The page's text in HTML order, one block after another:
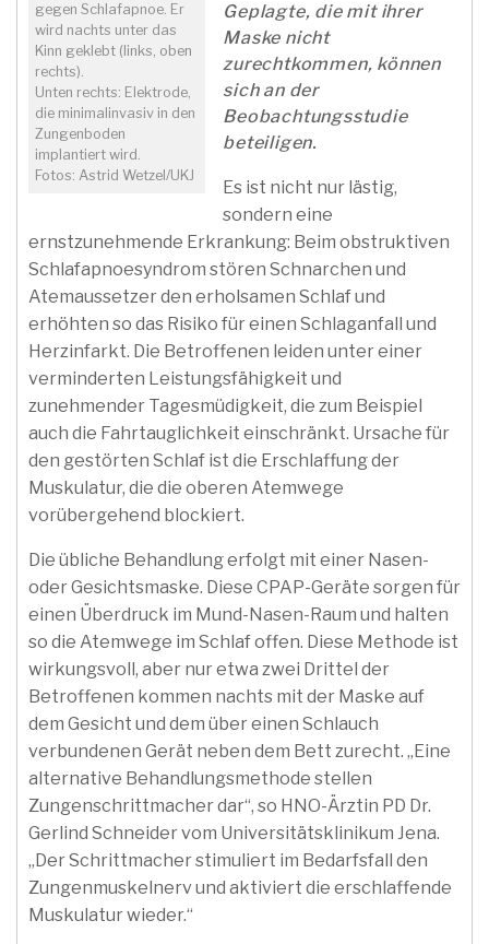
gegen Schlafapnoe. Er
wird nachts unter das
Kinn geklebt (links, oben
rechts).
Unten rechts: Elektrode,
die minimalinvasiv in den
Zungenboden
implantiert wird.
Fotos: Astrid Wetzel/UKJ
Geplagte, die mit ihrer
Maske nicht
zurechtkommen, können
sich an der
Beobachtungsstudie
beteiligen.
Es ist nicht nur lästig,
sondern eine
ernstzunehmende Erkrankung: Beim obstruktiven
Schlafapnoesyndrom stören Schnarchen und
Atemaussetzer den erholsamen Schlaf und
erhöhten so das Risiko für einen Schlaganfall und
Herzinfarkt. Die Betroffenen leiden unter einer
verminderten Leistungsfähigkeit und
zunehmender Tagesmüdigkeit, die zum Beispiel
auch die Fahrtauglichkeit einschränkt. Ursache für
den gestörten Schlaf ist die Erschlaffung der
Muskulatur, die die oberen Atemwege
vorübergehend blockiert.
Die übliche Behandlung erfolgt mit einer Nasen-
oder Gesichtsmaske. Diese CPAP-Geräte sorgen für
einen Überdruck im Mund-Nasen-Raum und halten
so die Atemwege im Schlaf offen. Diese Methode ist
wirkungsvoll, aber nur etwa zwei Drittel der
Betroffenen kommen nachts mit der Maske auf
dem Gesicht und dem über einen Schlauch
verbundenen Gerät neben dem Bett zurecht. „Eine
alternative Behandlungsmethode stellen
Zungenschrittmacher dar“, so HNO-Ärztin PD Dr.
Gerlind Schneider vom Universitätsklinikum Jena.
„Der Schrittmacher stimuliert im Bedarfsfall den
Zungenmuskelnerv und aktiviert die erschlaffende
Muskulatur wieder.“